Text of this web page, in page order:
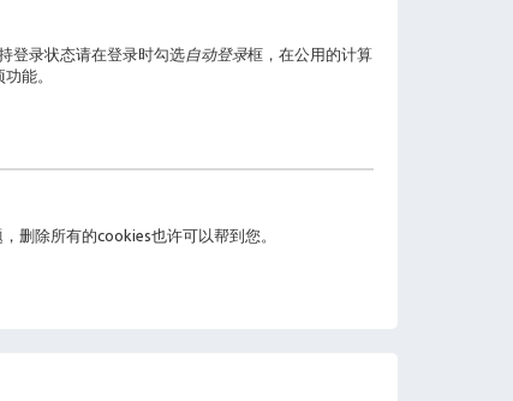
登录状态请在登录时勾选自动登录框，在公用的计算
能。
删除所有的cookies也许可以帮到您。